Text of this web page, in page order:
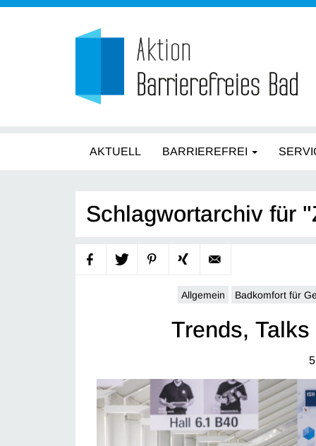
AKTUELL BARRIEREFREI
Schlagwortarchiv für
Allgemein Badkomfort für
Trends,